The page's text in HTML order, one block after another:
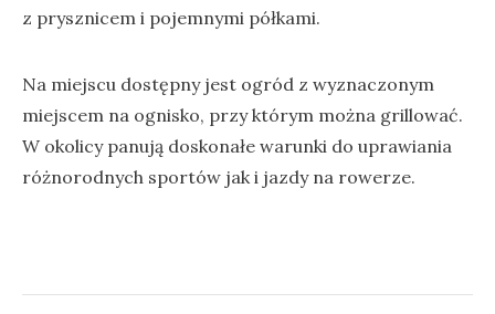
z prysznicem i pojemnymi półkami.
Na miejscu dostępny jest ogród z wyznaczonym
miejscem na ognisko, przy którym można grillować.
W okolicy panują doskonałe warunki do uprawiania
różnorodnych sportów jak i jazdy na rowerze.